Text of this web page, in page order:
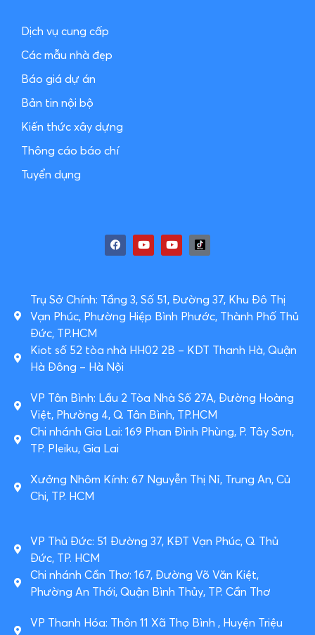
Dịch vụ cung cấp
Các mẫu nhà đẹp
Báo giá dự án
Bản tin nội bộ
Kiến thức xây dựng
Thông cáo báo chí
Tuyển dụng
Trụ Sở Chính: Tầng 3, Số 51, Đường 37, Khu Đô Thị
Vạn Phúc, Phường Hiệp Bình Phước, Thành Phố Thủ
Đức, TP.HCM
Kiot số 52 tòa nhà HH02 2B – KDT Thanh Hà, Quận
Hà Đông – Hà Nội
VP Tân Bình: Lầu 2 Tòa Nhà Số 27A, Đường Hoàng
Việt, Phường 4, Q. Tân Bình, TP.HCM
Chi nhánh Gia Lai: 169 Phan Đình Phùng, P. Tây Sơn,
TP. Pleiku, Gia Lai
Xưởng Nhôm Kính: 67 Nguyễn Thị Nỉ, Trung An, Củ
Chi, TP. HCM
VP Thủ Đức: 51 Đường 37, KĐT Vạn Phúc, Q. Thủ
Đức, TP. HCM
Chi nhánh Cần Thơ: 167, Đường Võ Văn Kiệt,
Phường An Thới, Quận Bình Thủy, TP. Cần Thơ
VP Thanh Hóa: Thôn 11 Xã Thọ Bình , Huyện Triệu